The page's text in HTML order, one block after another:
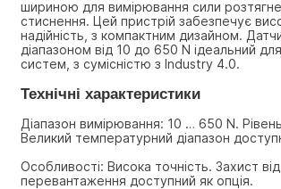
шириною для вимірювання сили
стиснення. Цей пристрій забезпечує
надійність, з компактним дизайном.
діапазоном від 10 до 650 N ідеальний
систем, з сумісністю з Industry 4.0.
Технічні характеристики
Діапазон вимірювання: 10 … 650 N.
Великий температурний діапазон
Особливості: Висока точність. Захист від
перевантаження доступний як опція.